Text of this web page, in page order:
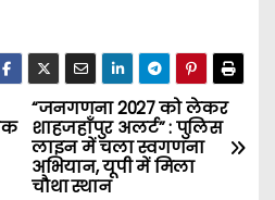
“जनगणना 2027 को लेकर
शाहजहाँपुर अलर्ट” : पुलिस
लाइन में चला स्वगणना
अभियान, यूपी में मिला
चौथा स्थान